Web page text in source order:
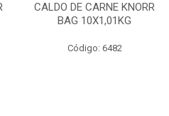
CALDO DE CARNE KNORR
BAG 10X1,01KG
Código: 6482